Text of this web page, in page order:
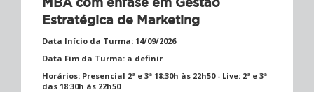
Estratégica de Marketing
Data Início da Turma: 14/09/2026
Data Fim da Turma: a definir
Horários: Presencial 2ª e 3ª 18:30h às 22h50 - Live: 2ª e 3ª
das 18:30h às 22h50